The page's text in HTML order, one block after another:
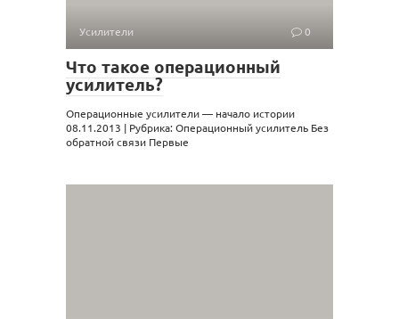
Усилители 0
Что такое операционный
усилитель?
Операционные усилители — начало истории
08.11.2013 | Рубрика: Операционный усилитель Без
обратной связи Первые